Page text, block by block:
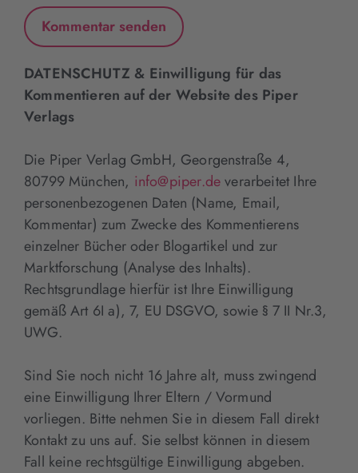
DATENSCHUTZ & Einwilligung für das
Kommentieren auf der Website des Piper
Verlags
Die Piper Verlag GmbH, Georgenstraße 4,
80799 München, info@piper.deverarbeitet Ihre
personenbezogenen Daten (Name, Email,
Kommentar) zum Zwecke des Kommentierens
einzelner Bücher oder Blogartikel und zur
Marktforschung (Analyse des Inhalts).
Rechtsgrundlage hierfür ist Ihre Einwilligung
gemäß Art 6I a), 7, EU DSGVO, sowie § 7 II Nr.3,
UWG.
Sind Sie noch nicht 16 Jahre alt, muss zwingend
eine Einwilligung Ihrer Eltern / Vormund
vorliegen. Bitte nehmen Sie in diesem Fall direkt
Kontakt zu uns auf. Sie selbst können in diesem
Fall keine rechtsgültige Einwilligung abgeben.